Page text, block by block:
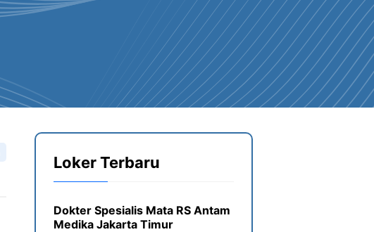
Loker Terbaru
Dokter Spesialis Mata RS Antam
Medika Jakarta Timur